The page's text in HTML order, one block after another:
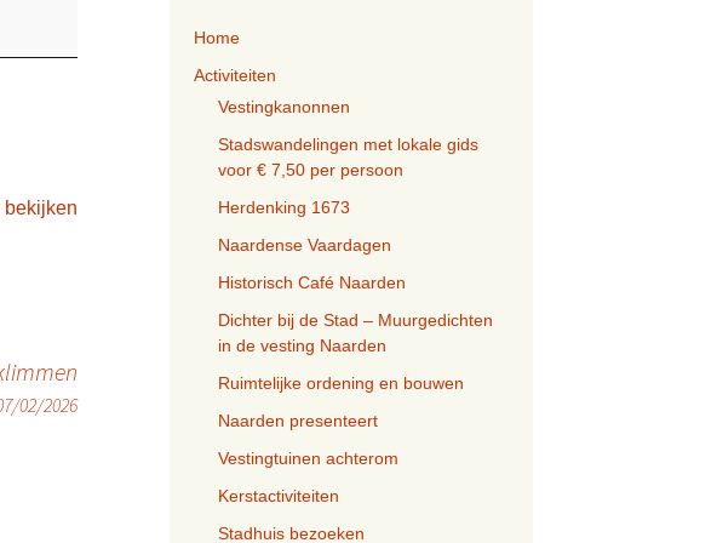
bekijken
02/2026
n
n
Home
Activiteiten
Vestingkanonnen
Stadswandelingen met lokale gids
voor € 7,50 per persoon
Herdenking 1673
Naardense Vaardagen
Historisch Café Naarden
Dichter bij de Stad – Muurgedichten
in de vesting Naarden
Ruimtelijke ordening en bouwen
Naarden presenteert
Vestingtuinen achterom
Kerstactiviteiten
Stadhuis bezoeken